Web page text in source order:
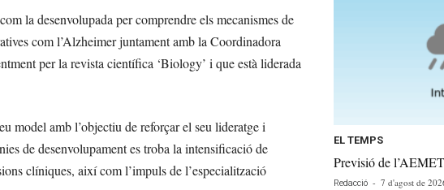
la desenvolupada per comprendre els mecanismes de
com l’Alzheimer juntament amb la Coordinadora
per la revista científica ‘Biology’ i que està liderada
model amb l’objectiu de reforçar el seu lideratge i
de desenvolupament es troba la intensificació de
clíniques, així com l’impuls de l’especialització
EL TEMPS
Previsió de
Redacció - 7 d'agost de